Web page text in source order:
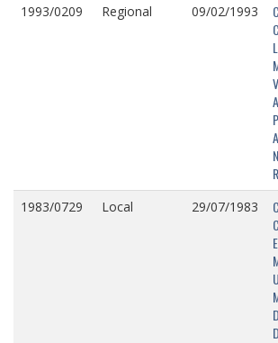
1993/0209 Regional 09/02/1993
1983/0729 Local 29/07/1983